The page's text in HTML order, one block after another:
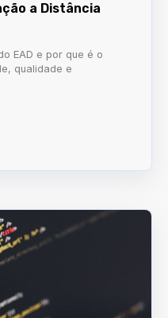
a Distância
EAD e por que é o
qualidade e